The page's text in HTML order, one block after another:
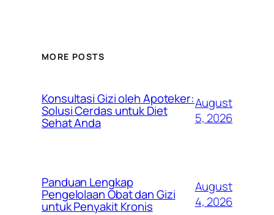
MORE POSTS
Konsultasi Gizi oleh Apoteker:
Solusi Cerdas untuk Diet
Sehat Anda
August
5, 2026
Panduan Lengkap
Pengelolaan Obat dan Gizi
untuk Penyakit Kronis
August
4, 2026